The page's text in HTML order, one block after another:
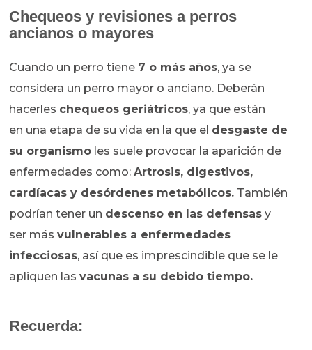
Chequeos y revisiones a perros
ancianos o mayores
Cuando un perro tiene 7 o más años, ya se
considera un perro mayor o anciano. Deberán
hacerles chequeos geriátricos, ya que están
en una etapa de su vida en la que el desgaste de
su organismo les suele provocar la aparición de
enfermedades como:Artrosis, digestivos,
cardíacas y desórdenes metabólicos. También
podrían tener un descenso en las defensas y
ser másvulnerables a enfermedades
infecciosas, así que es imprescindible que se le
apliquen lasvacunas a su debido tiempo.
Recuerda: